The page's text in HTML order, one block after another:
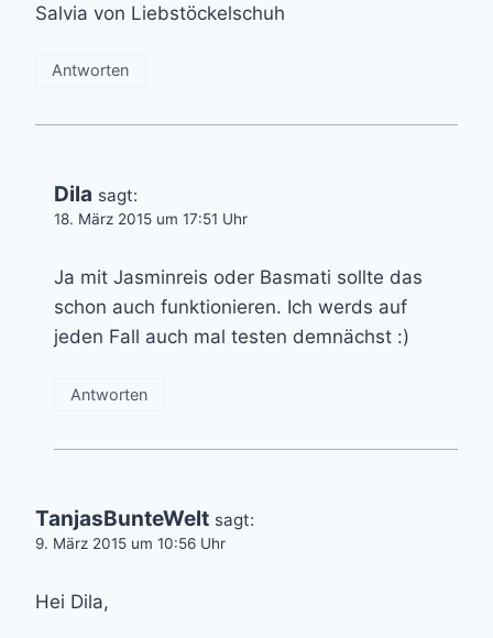
Salvia von Liebstöckelschuh
Antworten
Dila sagt:
18. März 2015 um 17:51 Uhr
Ja mit Jasminreis oder Basmati sollte das
schon auch funktionieren. Ich werds auf
jeden Fall auch mal testen demnächst :)
Antworten
TanjasBunteWelt sagt:
9. März 2015 um 10:56 Uhr
Hei Dila,